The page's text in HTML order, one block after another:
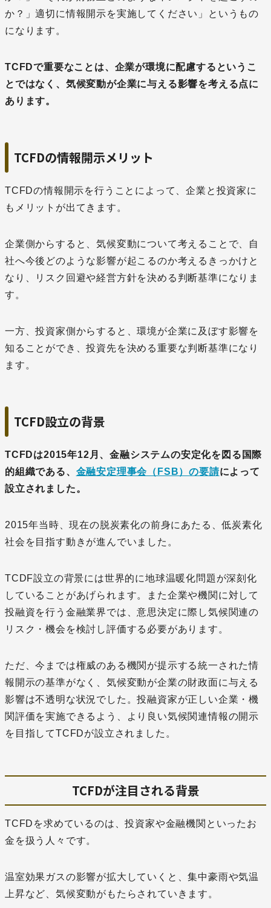
か？」適切に情報開示を実施してください」というもの
になります。
TCFDで重要なことは、企業が環境に配慮するというこ
とではなく、気候変動が企業に与える影響を考える点に
あります。
TCFDの情報開示メリット
TCFDの情報開示を行うことによって、企業と投資家に
もメリットが出てきます。
企業側からすると、気候変動について考えることで、自
社へ今後どのような影響が起こるのか考えるきっかけと
なり、リスク回避や経営方針を決める判断基準になりま
す。
一方、投資家側からすると、環境が企業に及ぼす影響を
知ることができ、投資先を決める重要な判断基準になり
ます。
TCFD設立の背景
TCFDは2015年12月、金融システムの安定化を図る国際
的組織である、 金融安定理事会（FSB）の要請によって
設立されました。
2015年当時、現在の脱炭素化の前身にあたる、低炭素化
社会を目指す動きが進んでいました。
TCDF設立の背景には世界的に地球温暖化問題が深刻化
していることがあげられます。また企業や機関に対して
投融資を行う金融業界では、意思決定に際し気候関連の
リスク・機会を検討し評価する必要があります。
ただ、今までは権威のある機関が提示する統一された情
報開示の基準がなく、気候変動が企業の財政面に与える
影響は不透明な状況でした。投融資家が正しい企業・機
関評価を実施できるよう、より良い気候関連情報の開示
を目指してTCFDが設立されました。
TCFDが注目される背景
TCFDを求めているのは、投資家や金融機関といったお
金を扱う人々です。
温室効果ガスの影響が拡大していくと、集中豪雨や気温
上昇など、気候変動がもたらされていきます。